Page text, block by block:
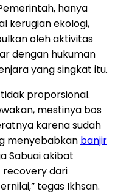
hanya
kerugian ekologi,
oleh aktivitas
dengan hukuman
yang singkat itu.
proporsional.
mestinya bos
karena sudah
menyebabkan banjir
Sabuai akibat
recovery dari
tegas Ikhsan.